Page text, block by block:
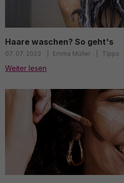
Haare waschen? So geht's
07. 07. 2023 Emma Müller Tipps
Weiter lesen